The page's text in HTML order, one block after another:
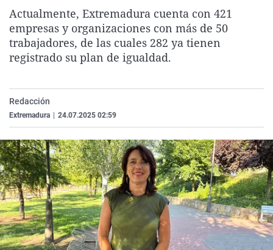
La rosa de los vientos
Gente viajera
Caso
Retornados
Extremadura
Galicia
Virales
Televisión
Actualmente, Extremadura cuenta con 421
empresas y organizaciones con más de 50
trabajadores, de las cuales 282 ya tienen
registrado su plan de igualdad.
Redacción
Extremadura 24.07.2025 02:59